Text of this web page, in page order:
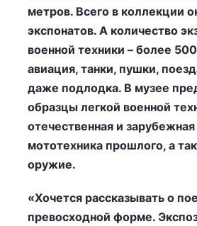
метров. Всего в коллекции
экспонатов. А количество
военной техники – более
авиация, танки, пушки,
даже подлодка. В музее
образцы легкой военной
отечественная и
мототехника прошлого, а
оружие.
«Хочется рассказывать о
превосходной форме.